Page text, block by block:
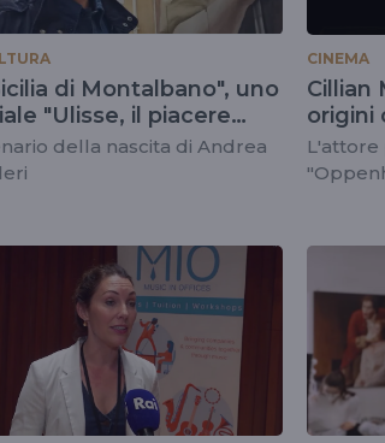
di Montalbano", uno
"Ulisse, il piacere
scoperta"
della nascita di Andrea
CINEMA
Cillian
origini
L'attore